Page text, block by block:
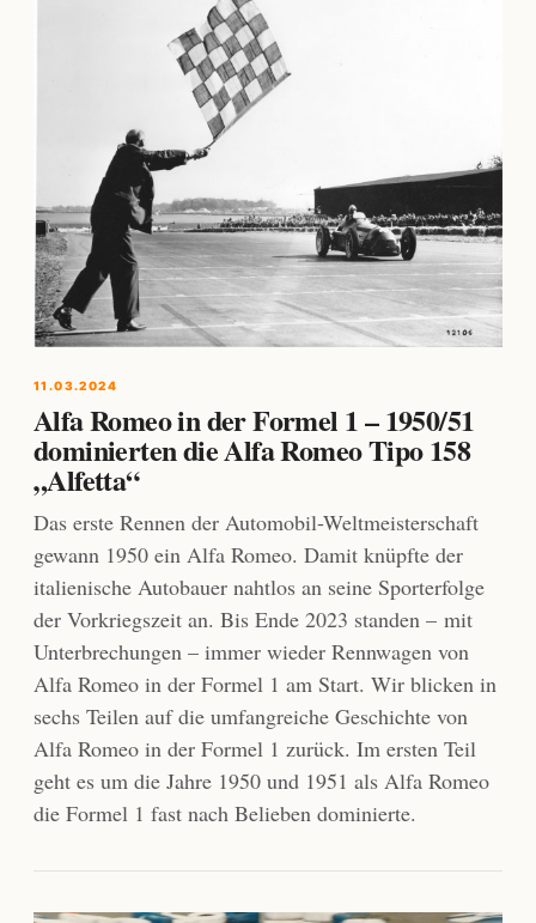
11.03.2024
Alfa Romeo in der Formel 1 – 1950/51
dominierten die Alfa Romeo Tipo 158
„Alfetta“
Das erste Rennen der Automobil-Weltmeisterschaft
gewann 1950 ein Alfa Romeo. Damit knüpfte der
italienische Autobauer nahtlos an seine Sporterfolge
der Vorkriegszeit an. Bis Ende 2023 standen – mit
Unterbrechungen – immer wieder Rennwagen von
Alfa Romeo in der Formel 1 am Start. Wir blicken in
sechs Teilen auf die umfangreiche Geschichte von
Alfa Romeo in der Formel 1 zurück. Im ersten Teil
geht es um die Jahre 1950 und 1951 als Alfa Romeo
die Formel 1 fast nach Belieben dominierte.